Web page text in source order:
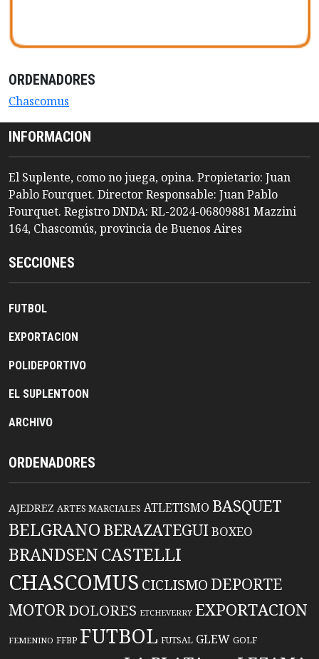
ORDENADORES
Chascomus
INFORMACION
El Suplente, como no juega, opina. Propietario: Juan
Pablo Fourquet. Director Responsable: Juan Pablo
Fourquet. Registro DNDA: RL-2024-06809881 Mazzini
164, Chascomús, provincia de Buenos Aires
SECCIONES
FUTBOL
EXPORTACION
POLIDEPORTIVO
EL SUPLENTOON
ARCHIVO
ORDENADORES
AJEDREZ ARTES MARCIALES ATLETISMO BASQUET
BELGRANO BERAZATEGUIBOXEO
BRANDSENCASTELLI
CHASCOMUS CICLISMO DEPORTE
MOTORDOLORES ETCHEVERRY EXPORTACION
FEMENINO FFBP FUTBOL FUTSAL GLEW GOLF